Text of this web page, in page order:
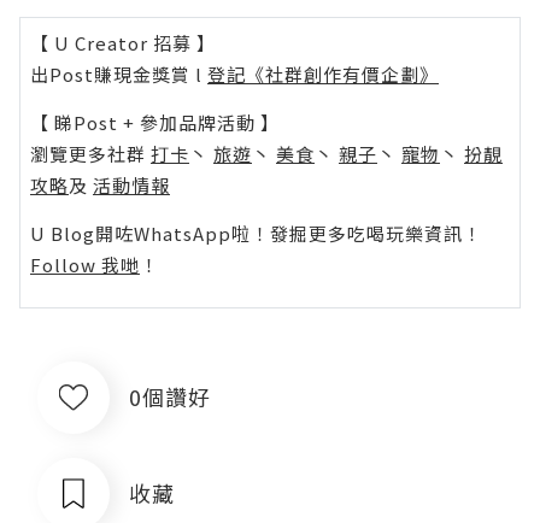
【 U Creator 招募 】
出Post賺現金獎賞 l 登記《社群創作有價企劃》
【 睇Post + 參加品牌活動 】
瀏覽更多社群 打卡 丶 旅遊 丶 美食 丶 親子 丶 寵物 丶 扮靚
攻略及 活動情報
U Blog開咗WhatsApp啦！發掘更多吃喝玩樂資訊！
Follow 我哋 ！
0個讚好
收藏